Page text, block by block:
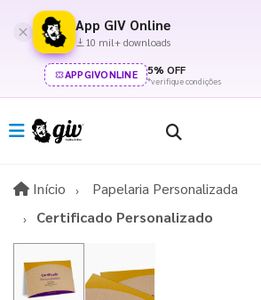
App GIV Online
10 mil+ downloads
APPGIVONLINE 5% OFF
*verifique condições
Início InícioPapelaria Personalizada
Certificado Personalizado